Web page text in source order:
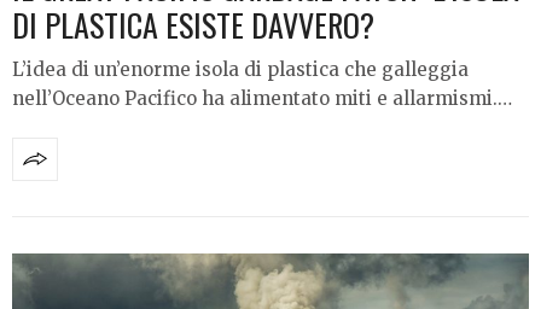
DI PLASTICA ESISTE DAVVERO?
L’idea di un’enorme isola di plastica che galleggia
nell’Oceano Pacifico ha alimentato miti e allarmismi.…